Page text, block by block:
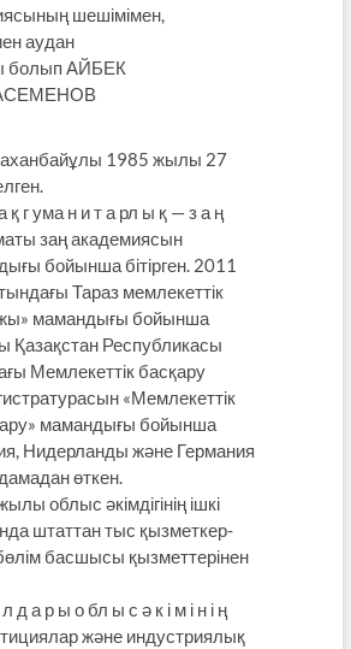
шешімімен,
аудан
болып АЙБЕК
1985 жылы 27
г ума н и т а рл ы қ — з а ң
заң академиясын
бойынша бітірген. 2011
Тараз мемлекеттік
мамандығы бойынша
Қазақстан Республикасы
Мемлекеттік басқару
«Мемлекеттік
мамандығы бойынша
Нидерланды және Германия
өткен.
облыс әкімдігінің ішкі
штаттан тыс қызметкер-
басшысы қызметтерінен
а р ы о бл ы с ә к і м і н і ң
және индустриялық